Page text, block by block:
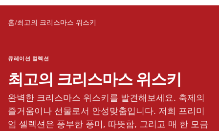
홈/최고의 크리스마스 위스키
큐레이션 컬렉션
최고의 크리스마스 위스키
완벽한 크리스마스 위스키를 발견해보세요. 축제의
즐거움이나 선물로서 안성맞춤입니다. 저희 프리미
엄 셀렉션은 풍부한 풍미, 따뜻함, 그리고 매 한 모금